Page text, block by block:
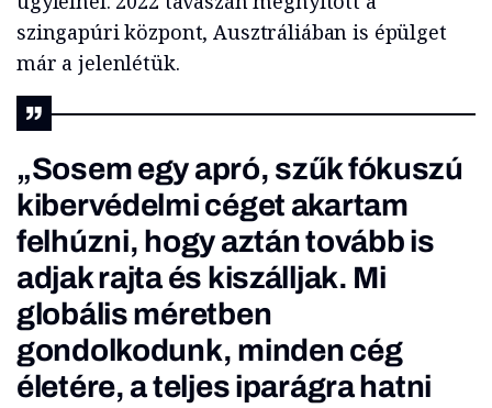
szingapúri központ, Ausztráliában is épülget
már a jelenlétük.
„Sosem egy apró, szűk fókuszú
kibervédelmi céget akartam
felhúzni, hogy aztán tovább is
adjak rajta és kiszálljak. Mi
globális méretben
gondolkodunk, minden cég
életére, a teljes iparágra hatni